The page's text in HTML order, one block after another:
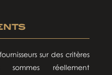
sur des critères
réellement